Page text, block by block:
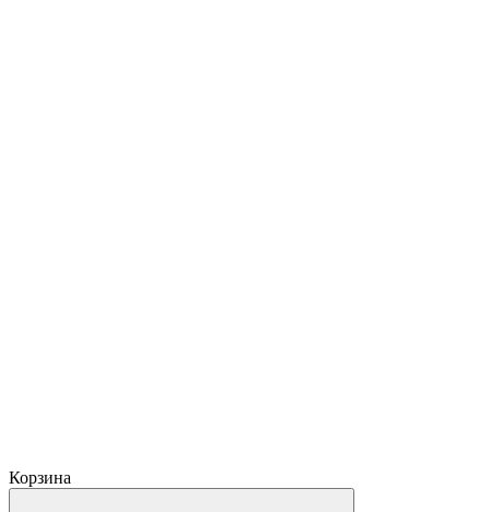
Корзина